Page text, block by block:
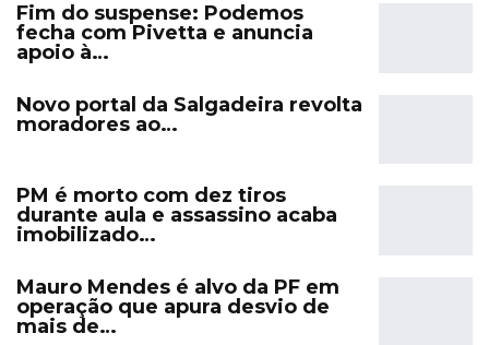
Fim do suspense: Podemos
fecha com Pivetta e anuncia
apoio à…
Novo portal da Salgadeira revolta
moradores ao…
PM é morto com dez tiros
durante aula e assassino acaba
imobilizado…
Mauro Mendes é alvo da PF em
operação que apura desvio de
mais de…